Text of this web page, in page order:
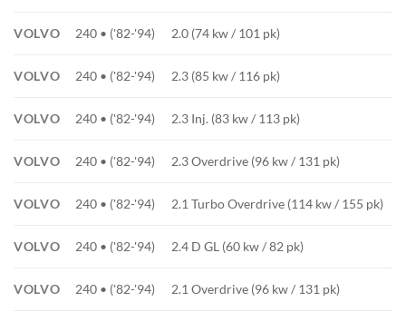
VOLVO 240 • ('82-'94) 2.0 (74 kw / 101 pk)
VOLVO 240 • ('82-'94) 2.3 (85 kw / 116 pk)
VOLVO 240 • ('82-'94) 2.3 Inj. (83 kw / 113 pk)
VOLVO 240 • ('82-'94) 2.3 Overdrive (96 kw / 131 pk)
VOLVO 240 • ('82-'94) 2.1 Turbo Overdrive (114 kw / 155 pk)
VOLVO 240 • ('82-'94) 2.4 D GL (60 kw / 82 pk)
VOLVO 240 • ('82-'94) 2.1 Overdrive (96 kw / 131 pk)